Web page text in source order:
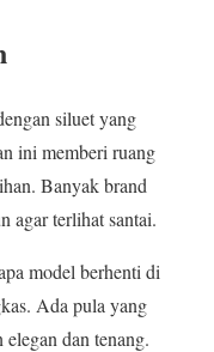
siluet yang
ini memberi ruang
Banyak brand
agar terlihat santai.
model berhenti di
Ada pula yang
dan tenang.